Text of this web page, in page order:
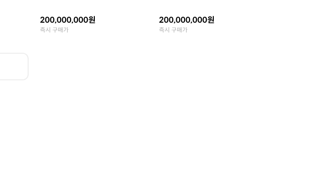
200,000,000원
즉시 구매가
200,000,000원
즉시 구매가